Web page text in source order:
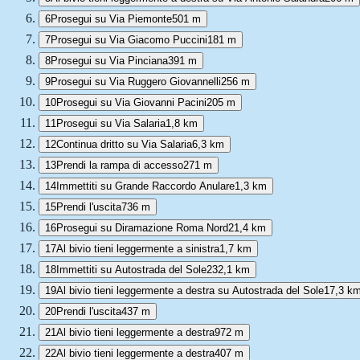
6Prosegui su Via Piemonte501 m
7Prosegui su Via Giacomo Puccini181 m
8Prosegui su Via Pinciana391 m
9Prosegui su Via Ruggero Giovannelli256 m
10Prosegui su Via Giovanni Pacini205 m
11 Prosegui su Via Salaria1,8 km
12Continua dritto su Via Salaria6,3 km
13Prendi la rampa di accesso271 m
14Immettiti su Grande Raccordo Anulare1,3 km
15Prendi l'uscita736 m
16Prosegui su Diramazione Roma Nord21,4 km
17Al bivio tieni leggermente a sinistra1,7 km
18Immettiti su Autostrada del Sole232,1 km
19Al bivio tieni leggermente a destra su Autostrada del Sole17,3
20Prendi l'uscita437 m
21Al bivio tieni leggermente a destra972 m
22Al bivio tieni leggermente a destra407 m